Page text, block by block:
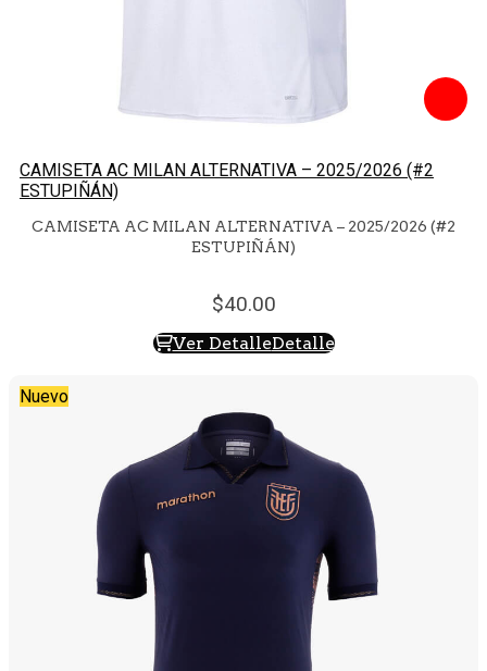
CAMISETA AC MILAN ALTERNATIVA – 2025/2026 (#2
ESTUPIÑÁN)
CAMISETA AC MILAN ALTERNATIVA – 2025/2026 (#2
ESTUPIÑÁN)
40.00
Ver DetalleDetalle
Nuevo